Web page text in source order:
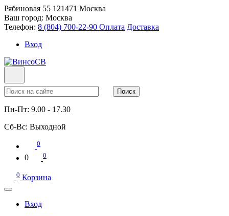
Рябиновая 55 121471 Москва
Ваш город: Москва
Телефон: 8 (804) 700-22-90 Оплата Доставка
Вход
Поиск
Пн-Пт: 9.00 - 17.30
Сб-Вс: Выходной
0
0 0
0 Корзина
Вход